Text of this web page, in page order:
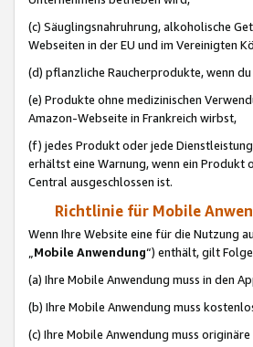
(c) Säuglingsnahruhrung, alkoholische
Webseiten in der EU und im Vereinigten
(d) pflanzliche Raucherprodukte, wenn
(e) Produkte ohne medizinischen
Amazon-Webseite in Frankreich wirbst,
(f) jedes Produkt oder jede
erhältst eine Warnung, wenn ein Produkt
Central ausgeschlossen ist.
Richtlinie für Mobile
Wenn Ihre Website eine für die Nutzung
„Mobile Anwendung“) enthält, gilt
(a) Ihre Mobile Anwendung muss in den
(b) Ihre Mobile Anwendung muss
(c) Ihre Mobile Anwendung muss